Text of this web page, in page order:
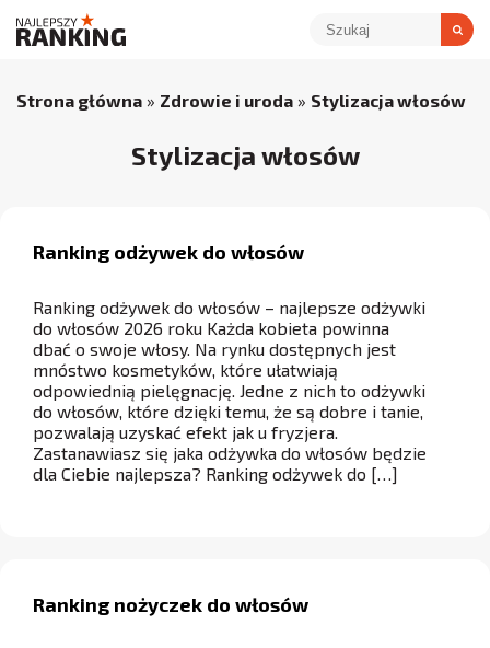
Strona główna » Zdrowie i uroda » Stylizacja włosów
Stylizacja włosów
Ranking odżywek do włosów
Ranking odżywek do włosów – najlepsze odżywki
do włosów 2026 roku Każda kobieta powinna
dbać o swoje włosy. Na rynku dostępnych jest
mnóstwo kosmetyków, które ułatwiają
odpowiednią pielęgnację. Jedne z nich to odżywki
do włosów, które dzięki temu, że są dobre i tanie,
pozwalają uzyskać efekt jak u fryzjera.
Zastanawiasz się jaka odżywka do włosów będzie
dla Ciebie najlepsza? Ranking odżywek do […]
Ranking nożyczek do włosów